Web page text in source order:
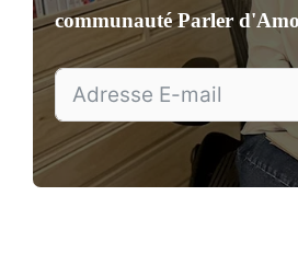
communautéParler